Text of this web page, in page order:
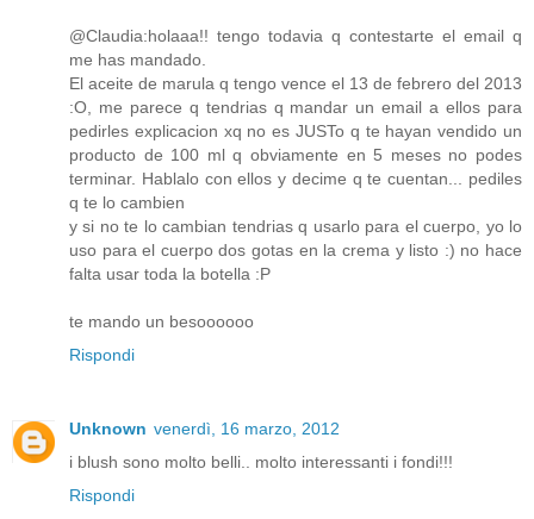
@Claudia:holaaa!! tengo todavia q contestarte el email q
me has mandado.
El aceite de marula q tengo vence el 13 de febrero del 2013
:O, me parece q tendrias q mandar un email a ellos para
pedirles explicacion xq no es JUSTo q te hayan vendido un
producto de 100 ml q obviamente en 5 meses no podes
terminar. Hablalo con ellos y decime q te cuentan... pediles
q te lo cambien
y si no te lo cambian tendrias q usarlo para el cuerpo, yo lo
uso para el cuerpo dos gotas en la crema y listo :) no hace
falta usar toda la botella :P
te mando un besoooooo
Rispondi
Unknown venerdì, 16 marzo, 2012
i blush sono molto belli.. molto interessanti i fondi!!!
Rispondi